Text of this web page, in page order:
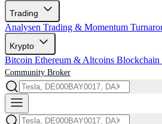
Trading
Analysen Trading & Momentum
Krypto
Bitcoin Ethereum & Altcoins Blockchain
Community Broker